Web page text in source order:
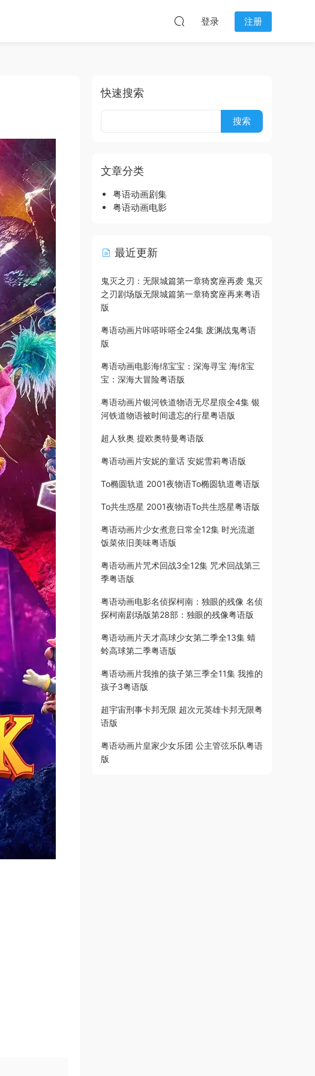
登录 注册
快速搜索
文章分类
粤语动画剧集
粤语动画电影
最近更新
鬼灭之刃：无限城篇第一章猗窝座再袭 鬼灭
之刃剧场版无限城篇第一章猗窝座再来粤语
版
粤语动画片咔嗒咔嗒全24集 废渊战鬼粤语
版
粤语动画电影海绵宝宝：深海寻宝 海绵宝
宝：深海大冒险粤语版
粤语动画片银河铁道物语无尽星痕全4集 银
河铁道物语被时间遗忘的行星粤语版
超人狄奥 提欧奥特曼粤语版
粤语动画片安妮的童话 安妮雪莉粤语版
To椭圆轨道 2001夜物语To椭圆轨道粤语版
To共生惑星 2001夜物语To共生惑星粤语版
粤语动画片少女煮意日常全12集 时光流逝
饭菜依旧美味粤语版
粤语动画片咒术回战3全12集 咒术回战第三
季粤语版
粤语动画电影名侦探柯南：独眼的残像 名侦
探柯南剧场版第28部：独眼的残像粤语版
粤语动画片天才高球少女第二季全13集 蜻
蛉高球第二季粤语版
粤语动画片我推的孩子第三季全11集 我推的
孩子3粤语版
超宇宙刑事卡邦无限 超次元英雄卡邦无限粤
语版
粤语动画片皇家少女乐团 公主管弦乐队粤语
版